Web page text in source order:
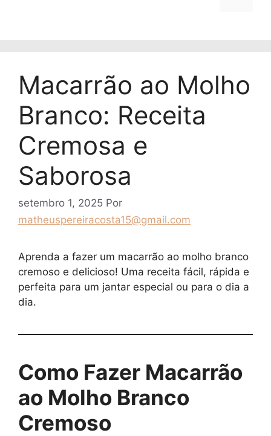
Macarrão ao Molho
Branco: Receita
Cremosa e
Saborosa
setembro 1, 2025 Por
matheuspereiracosta15@gmail.com
Aprenda a fazer um macarrão ao molho branco
cremoso e delicioso! Uma receita fácil, rápida e
perfeita para um jantar especial ou para o dia a
dia.
Como Fazer Macarrão
ao Molho Branco
Cremoso